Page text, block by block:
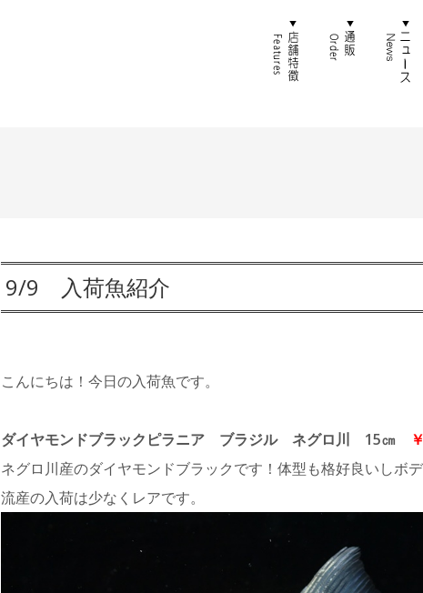
9/9 入荷魚紹介
こんにちは！今日の入荷魚です。
ダイヤモンドブラックピラニア ブラジル ネグロ川 15㎝
ネグロ川産のダイヤモンドブラックです！体型も格好良いしボ
流産の入荷は少なくレアです。